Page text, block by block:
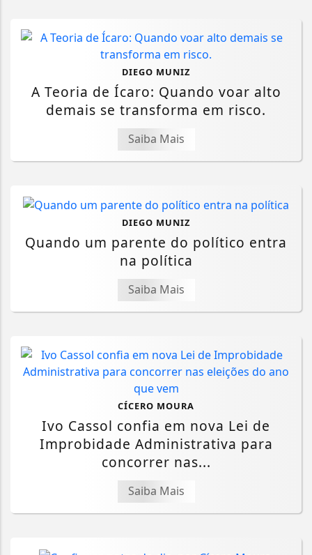
DIEGO MUNIZ
A Teoria de Ícaro: Quando voar alto
demais se transforma em risco.
Saiba Mais
DIEGO MUNIZ
Quando um parente do político entra
na política
Saiba Mais
CÍCERO MOURA
Ivo Cassol confia em nova Lei de
Improbidade Administrativa para
concorrer nas...
Saiba Mais